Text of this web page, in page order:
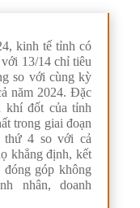
kinh tế tỉnh có
13/14 chỉ tiêu
so với cùng kỳ
năm 2024. Đặc
khí đốt của tỉnh
trong giai đoạn
thứ 4 so với cả
khẳng định, kết
góp không
nhân, doanh